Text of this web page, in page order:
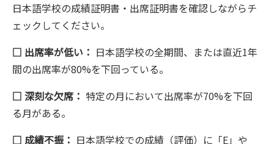
日本語学校の成績証明書・出席証明書を確認しながらチ
ェックしてください。
□ 出席率が低い： 日本語学校の全期間、または直近1年
間の出席率が80%を下回っている。
□ 深刻な欠席： 特定の月において出席率が70%を下回
る月がある。
□ 成績不振： 日本語学校での成績（評価）に「E」や